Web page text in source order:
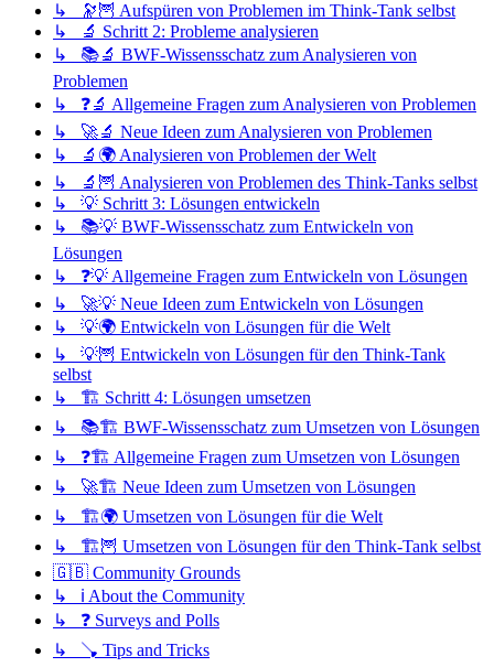
↳ 🔭🦉 Aufspüren von Problemen im Think-Tank selbst
↳ 🔬 Schritt 2: Probleme analysieren
↳ 📚🔬 BWF-Wissensschatz zum Analysieren von
Problemen
↳ ❓🔬 Allgemeine Fragen zum Analysieren von Problemen
↳ 🚀🔬 Neue Ideen zum Analysieren von Problemen
↳ 🔬🌍 Analysieren von Problemen der Welt
↳ 🔬🦉 Analysieren von Problemen des Think-Tanks selbst
↳ 💡 Schritt 3: Lösungen entwickeln
↳ 📚💡 BWF-Wissensschatz zum Entwickeln von
Lösungen
↳ ❓💡 Allgemeine Fragen zum Entwickeln von Lösungen
↳ 🚀💡 Neue Ideen zum Entwickeln von Lösungen
↳ 💡🌍 Entwickeln von Lösungen für die Welt
↳ 💡🦉 Entwickeln von Lösungen für den Think-Tank
selbst
↳ 🏗️ Schritt 4: Lösungen umsetzen
↳ 📚🏗️ BWF-Wissensschatz zum Umsetzen von Lösungen
↳ ❓🏗️ Allgemeine Fragen zum Umsetzen von Lösungen
↳ 🚀🏗️ Neue Ideen zum Umsetzen von Lösungen
↳ 🏗️🌍 Umsetzen von Lösungen für die Welt
↳ 🏗️🦉 Umsetzen von Lösungen für den Think-Tank selbst
🇬🇧 Community Grounds
↳ ℹ️ About the Community
↳ ❓ Surveys and Polls
↳ 🪠 Tips and Tricks